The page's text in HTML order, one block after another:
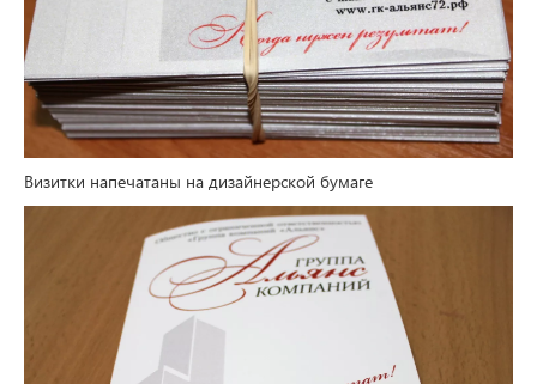
Визитки напечатаны на дизайнерской бумаге